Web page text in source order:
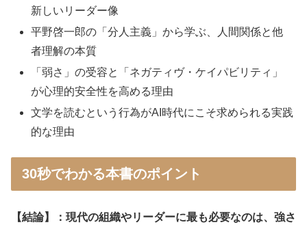
新しいリーダー像
平野啓一郎の「分人主義」から学ぶ、人間関係と他
者理解の本質
「弱さ」の受容と「ネガティヴ・ケイパビリティ」
が心理的安全性を高める理由
文学を読むという行為がAI時代にこそ求められる実践
的な理由
30秒でわかる本書のポイント
【結論】：現代の組織やリーダーに最も必要なのは、強さ